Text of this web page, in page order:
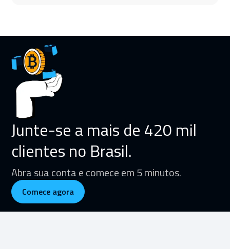
Junte-se a mais de 420 mil
clientes no Brasil.
Abra sua conta e comece em 5 minutos.
Comece agora